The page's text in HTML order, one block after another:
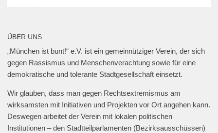
📍Geschwister-Scholl-Platz, 27. Januar 2025,
@muenchen_bunt🎗️
#muenchengegenantisemitismus#neveragainisnow
#bringthemhomenow
2 13 Twitter
Mehr laden
ÜBER UNS
„München ist bunt!“ e.V. ist ein gemeinnütziger Verein, der sich
gegen Rassismus und Menschenverachtung sowie für eine
demokratische und tolerante Stadtgesellschaft einsetzt.
Wir glauben, dass man gegen Rechtsextremismus am
wirksamsten mit Initiativen und Projekten vor Ort angehen kann.
Deswegen arbeitet der Verein mit lokalen politischen
Institutionen – den Stadtteilparlamenten (Bezirksausschüssen)